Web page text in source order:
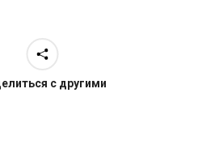
с другими